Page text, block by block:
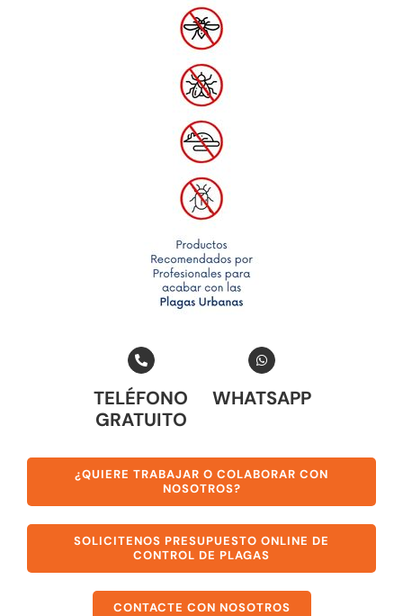
TELÉFONO
GRATUITO
WHATSAPP
¿QUIERE TRABAJAR O COLABORAR CON
NOSOTROS?
SOLICITENOS PRESUPUESTO ONLINE DE
CONTROL DE PLAGAS
CONTACTE CON NOSOTROS